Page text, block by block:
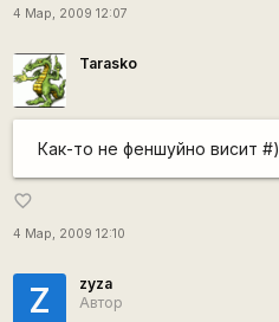
4 Мар, 2009 12:07
Tarasko
Как-то не феншуйно висит #)
favorite_border
4 Мар, 2009 12:10
Z
zyza
Автор